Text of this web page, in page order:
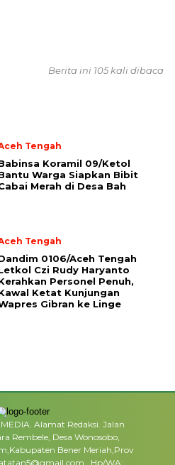
Berita ini 105 kali dibaca
Tengah
Koramil 09/Ketol
Warga Siapkan Bibit
Merah di Desa Bah
Tengah
0106/Aceh Tengah
Czi Rudy Haryanto
Personel Penuh,
Ketat Kunjungan
Gibran ke Linge
Alamat Redaksi. Jalan
Rembele, Desa Wonosobo,
Bener Meriah,Prov
. Hp/WA: